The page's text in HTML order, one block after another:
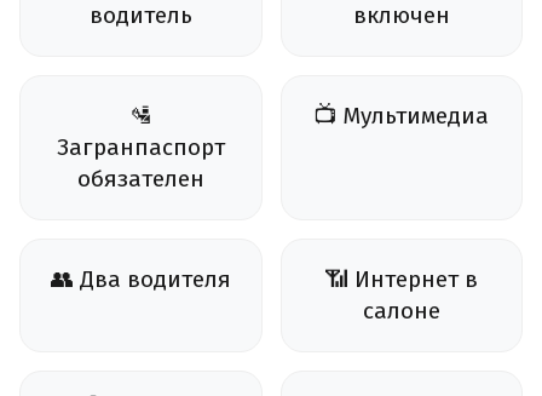
водитель
включен
🛂
Загранпаспорт
обязателен
📺 Мультимедиа
👥 Два водителя
📶 Интернет в
салоне